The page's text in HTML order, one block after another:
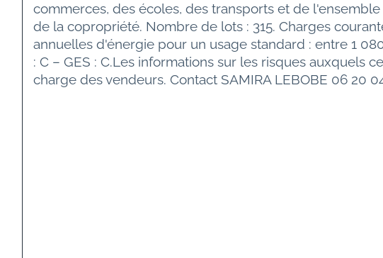
commerces, des écoles, des transports et de
de la copropriété. Nombre de lots : 315. Charges
annuelles d'énergie pour un usage standard : entre 1
: C – GES : C.Les informations sur les risques auxquels
charge des vendeurs. Contact SAMIRA LEBOBE 06 20